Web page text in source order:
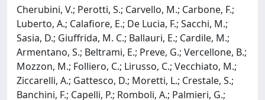
Cherubini, V.; Perotti, S.; Carvello, M.; Carbone, F.;
Luberto, A.; Calafiore, E.; De Lucia, F.; Sacchi, M.;
Sasia, D.; Giuffrida, M. C.; Ballauri, E.; Cardile, M.;
Armentano, S.; Beltrami, E.; Preve, G.; Vercellone, B.;
Mozzon, M.; Folliero, C.; Lirusso, C.; Vecchiato, M.;
Ziccarelli, A.; Gattesco, D.; Moretti, L.; Crestale, S.;
Banchini, F.; Capelli, P.; Romboli, A.; Palmieri, G.;